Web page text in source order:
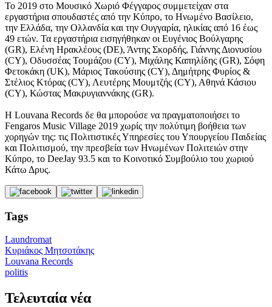
Το 2019 στο Μουσικό Χωριό Φέγγαρος συμμετείχαν στα
εργαστήρια σπουδαστές από την Κύπρο, το Ηνωμένο Βασίλειο,
την Ελλάδα, την Ολλανδία και την Ουγγαρία, ηλικίας από 16 έως
49 ετών. Τα εργαστήρια εισηγήθηκαν οι Ευγένιος Βούλγαρης
(GR), Ελένη Ηρακλέους (DE), Άντης Σκορδής, Γιάννης Διονυσίου
(CY), Οδυσσέας Τουμάζου (CY), Μιχάλης Καπηλίδης (GR), Σόφη
Φετοκάκη (UK), Μάριος Τακούσιης (CY), Δημήτρης Φυρίος &
Στέλιος Κτόρας (CY), Λευτέρης Μουμτζής (CY), Αθηνά Κάσιου
(CY), Κώστας Μακρυγιαννάκης (GR).
H Louvana Records δε θα μπορούσε να πραγματοποιήσει το
Fengaros Music Village 2019 χωρίς την πολύτιμη βοήθεια των
χορηγών της: τις Πολιτιστικές Υπηρεσίες του Υπουργείου Παιδείας
και Πολιτισμού, την πρεσβεία των Ηνωμένων Πολιτειών στην
Κύπρο, το DeeJay 93.5 και το Κοινοτικό Συμβούλιο του χωριού
Κάτω Δρυς.
Tags
Laundromat
Κυριάκος Μητσοτάκης
Louvana Records
politis
Τελευταία νέα